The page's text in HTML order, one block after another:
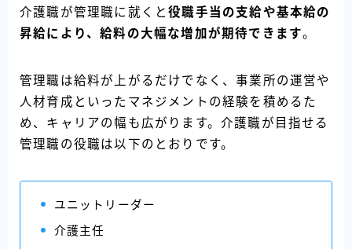
介護職が管理職に就くと役職手当の支給や基本給の
昇給により、給料の大幅な増加が期待できます。
管理職は給料が上がるだけでなく、事業所の運営や
人材育成といったマネジメントの経験を積めるた
め、キャリアの幅も広がります。介護職が目指せる
管理職の役職は以下のとおりです。
ユニットリーダー
介護主任